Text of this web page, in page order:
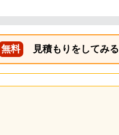
無料 見積もりをしてみる